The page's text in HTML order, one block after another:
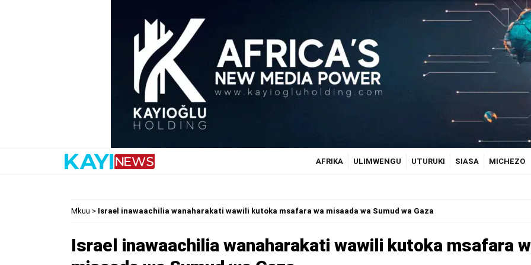
AFRIKA ULIMWENGU UTURUKI SIASA MICHEZO
Mkuu > Israel inawaachilia wanaharakati wawili kutoka msafara wa misaada wa Sumud wa Gaza
Israel inawaachilia wanaharakati wawili kutoka msafara